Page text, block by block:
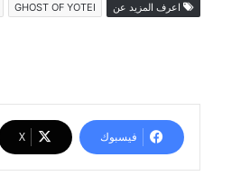
اعرف المزيد عن GHOST OF YOTEI
فيسبوك ‫X